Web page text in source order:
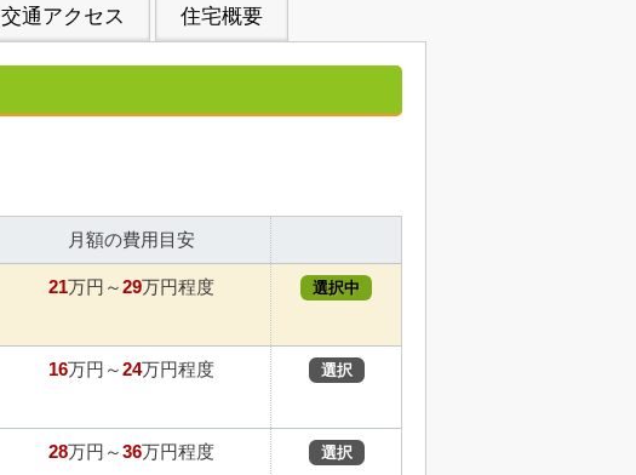
交通アクセス 住宅概要
月額の費用目安
21万円～29万円程度 選択中
16万円～24万円程度 選択
28万円～36万円程度 選択